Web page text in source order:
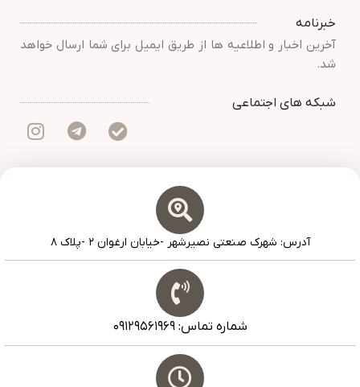
خبرنامه
آخرین اخبار و اطلاعیه ها از طریق ایمیل برای شما ارسال خواهد
شد.
شبکه های اجتماعی
آدرس: شهرک صنعتی نصیرشهر -خیابان ارغوان ۲ -پلاک ۸
شماره تماس: ۰۹۱۲۹۵۶۱۹۶۹